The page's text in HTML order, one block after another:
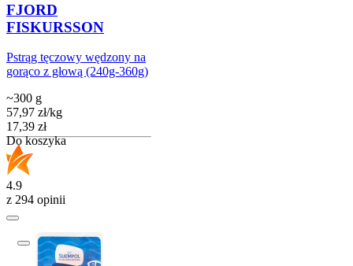
FJORD
FISKURSSON
Pstrąg tęczowy wędzony na
gorąco z głową (240g-360g)
~300 g
57,97 zł/kg
Cena
17,39 zł
Do koszyka
4.9
z 294 opinii